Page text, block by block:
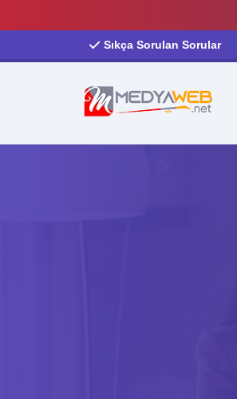
Sıkça Sorulan Sorular